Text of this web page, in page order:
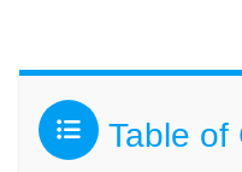
Table of